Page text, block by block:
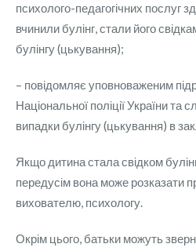
психолого-педагогічних послуг
вчинили булінг, стали його
булінгу (цькування);
– повідомляє уповноваженим
Національної поліції України та
випадки булінгу (цькування) в
Якщо дитина стала свідком
передусім вона може розказати
вихователю, психологу.
Окрім цього, батьки можуть